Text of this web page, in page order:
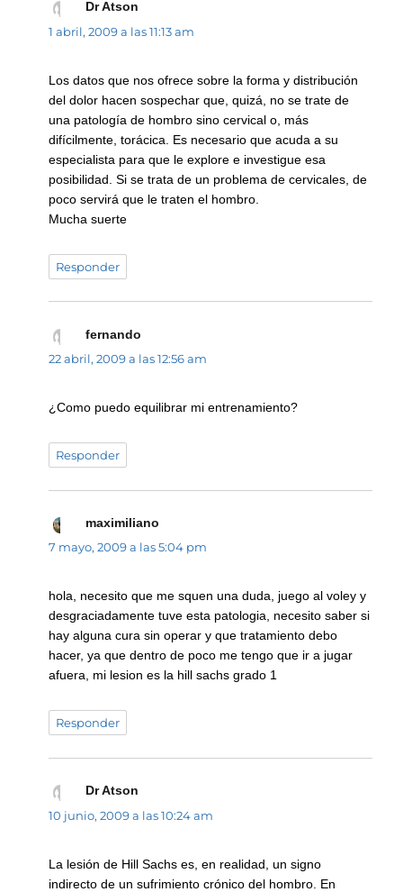
Dr Atson
1 abril, 2009 a las 11:13 am
Los datos que nos ofrece sobre la forma y distribución
del dolor hacen sospechar que, quizá, no se trate de
una patología de hombro sino cervical o, más
difícilmente, torácica. Es necesario que acuda a su
especialista para que le explore e investigue esa
posibilidad. Si se trata de un problema de cervicales, de
poco servirá que le traten el hombro.
Mucha suerte
Responder
fernando
22 abril, 2009 a las 12:56 am
¿Como puedo equilibrar mi entrenamiento?
Responder
maximiliano
7 mayo, 2009 a las 5:04 pm
hola, necesito que me squen una duda, juego al voley y
desgraciadamente tuve esta patologia, necesito saber si
hay alguna cura sin operar y que tratamiento debo
hacer, ya que dentro de poco me tengo que ir a jugar
afuera, mi lesion es la hill sachs grado 1
Responder
Dr Atson
10 junio, 2009 a las 10:24 am
La lesión de Hill Sachs es, en realidad, un signo
indirecto de un sufrimiento crónico del hombro. En